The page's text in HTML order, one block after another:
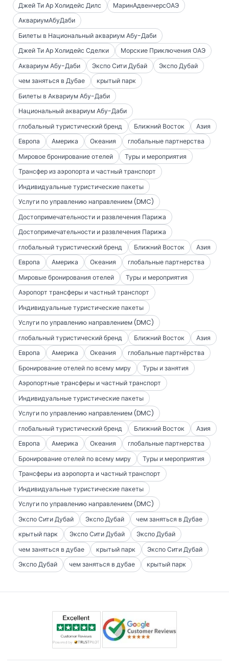
Джей Ти Ар Холидейс Дилс
МаринАдвенчерсОАЭ
АквариумАбуДаби
Билеты в Национальный аквариум Абу-Даби
Джей Ти Ар Холидейс Сделки
Морские Приключения ОАЭ
Аквариум Абу-Даби
Экспо Сити Дубай
Экспо Дубай
чем заняться в Дубае
крытый парк
Билеты в Аквариум Абу-Даби
Национальный аквариум Абу-Даби
глобальный туристический бренд
Ближний Восток
Азия
Европа
Америка Океания
глобальные партнерства
Мировое бронирование отелей
Туры и мероприятия
Трансфер из аэропорта и частный транспорт
Индивидуальные туристические пакеты
Услуги по управлению направлением (DMC)
Достопримечательности и развлечения Парижа
Достопримечательности и развлечения Парижа
глобальный туристический бренд
Ближний Восток
Азия
Европа
Америка Океания
глобальные партнерства
Мировые бронирования отелей
Туры и мероприятия
Аэропорт трансферы и частный транспорт
Индивидуальные туристические пакеты
Услуги по управлению направлением (DMC)
глобальный туристический бренд
Ближний Восток
Азия
Европа
Америка Океания
глобальные партнёрства
Бронирование отелей по всему миру
Туры и занятия
Аэропортные трансферы и частный транспорт
Индивидуальные туристические пакеты
Услуги по управлению направлением (DMC)
глобальный туристический бренд
Ближний Восток
Азия
Европа
Америка Океания
глобальные партнерства
Бронирование отелей по всему миру
Туры и мероприятия
Трансферы из аэропорта и частный транспорт
Индивидуальные туристические пакеты
Услуги по управлению направлением (DMC)
Экспо Сити Дубай
Экспо Дубай
чем заняться в Дубае
крытый парк
Экспо Сити Дубай
Экспо Дубай
чем заняться в дубае
крытый парк
Экспо Сити Дубай
Экспо Дубай
чем заняться в дубае крытый парк